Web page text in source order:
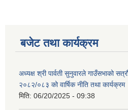
बजेट तथा कार्यक्रम
अध्यक्ष श्री पार्वती सुनुवारले गाउँसभाको
२०८२/०८३ को वार्षिक नीति तथा कार्यक्रम
मिति: 06/20/2025 - 09:38